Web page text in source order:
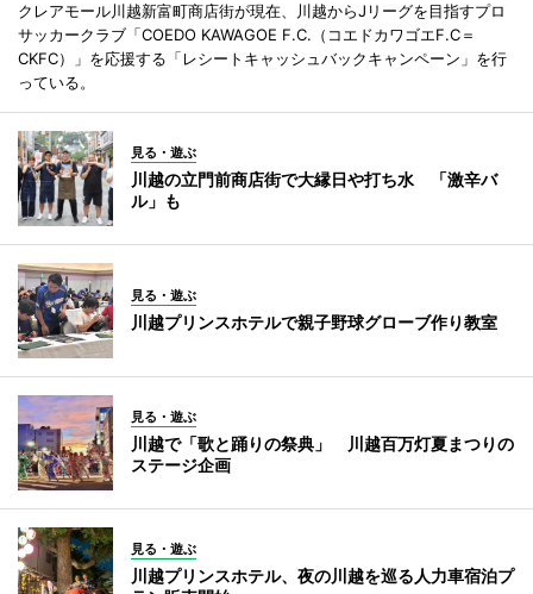
クレアモール川越新富町商店街が現在、川越からJリーグを目指すプロ
サッカークラブ「COEDO KAWAGOE F.C.（コエドカワゴエF.C＝
CKFC）」を応援する「レシートキャッシュバックキャンペーン」を行
っている。
見る・遊ぶ
川越の立門前商店街で大縁日や打ち水 「激辛バ
ル」も
見る・遊ぶ
川越プリンスホテルで親子野球グローブ作り教室
見る・遊ぶ
川越で「歌と踊りの祭典」 川越百万灯夏まつりの
ステージ企画
見る・遊ぶ
川越プリンスホテル、夜の川越を巡る人力車宿泊プ